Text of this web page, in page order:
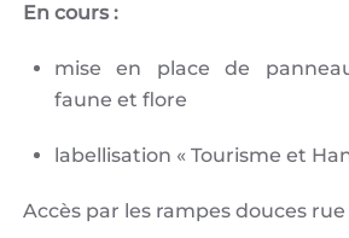
En cours :
mise en place de
faune et flore
labellisation « Tourisme et
Accès par les rampes douces